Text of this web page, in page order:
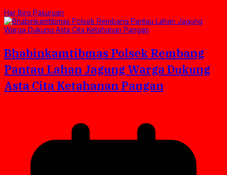
Har Biro Pasuruan
Bhabinkamtibmas Polsek Rembang
Pantau Lahan Jagung Warga Dukung
Asta Cita Ketahanan Pangan